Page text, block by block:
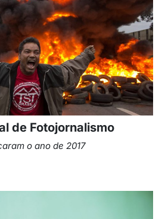
de Fotojornalismo
o ano de 2017